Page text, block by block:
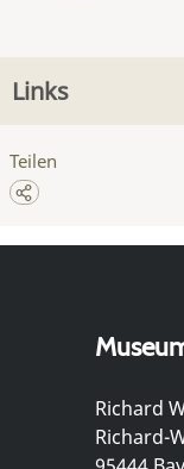
Links
Teilen
Richard
Richard-